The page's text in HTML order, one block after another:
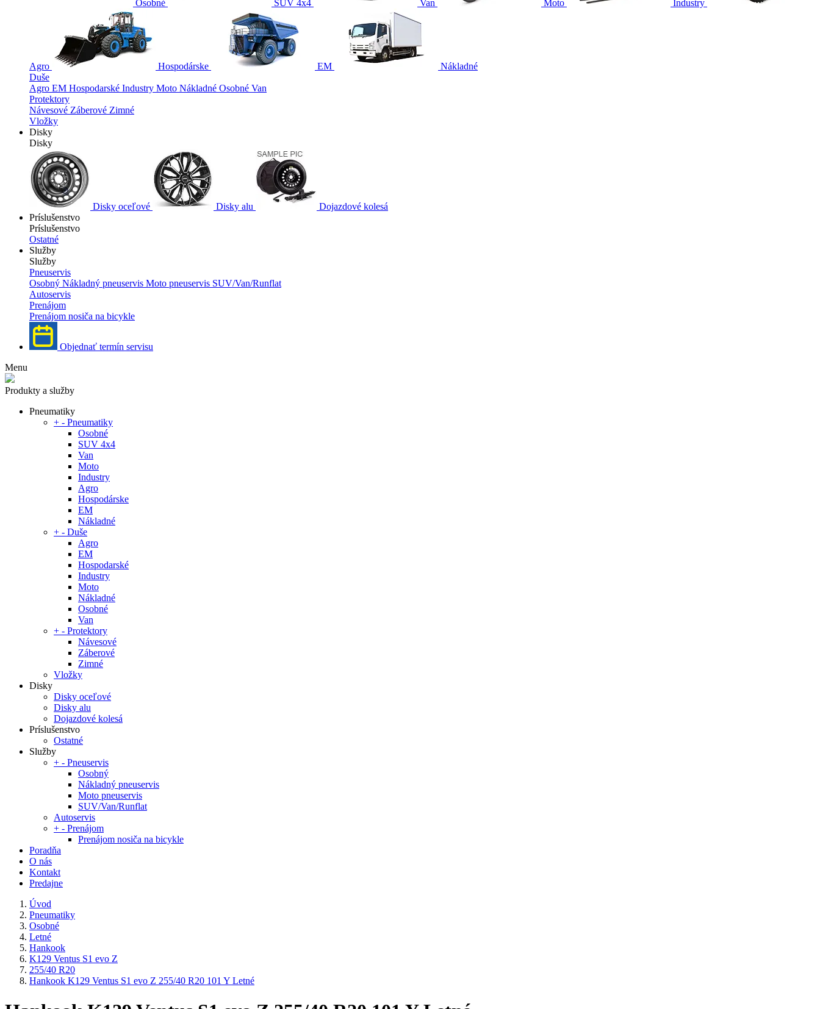
Osobné SUV 4x4 Van Moto Industry
Agro Hospodárske EM
Nákladné
Duše
Agro EM Hospodarské Industry Moto Nákladné Osobné Van
Protektory
Návesové Záberové Zimné
Vložky
Disky
Disky
Disky oceľové Disky alu
Dojazdové kolesá
Príslušenstvo
Príslušenstvo
Ostatné
Služby
Služby
Pneuservis
Osobný Nákladný pneuservis Moto pneuservis SUV/Van/Runflat
Autoservis
Prenájom
Prenájom nosiča na bicykle
Objednať termín servisu
Menu
Produkty a služby
Pneumatiky
+ - Pneumatiky
Osobné
SUV 4x4
Van
Moto
Industry
Agro
Hospodárske
EM
Nákladné
+ - Duše
Agro
EM
Hospodarské
Industry
Moto
Nákladné
Osobné
Van
+ - Protektory
Návesové
Záberové
Zimné
Vložky
Disky
Disky oceľové
Disky alu
Dojazdové kolesá
Príslušenstvo
Ostatné
Služby
+ - Pneuservis
Osobný
Nákladný pneuservis
Moto pneuservis
SUV/Van/Runflat
Autoservis
+ - Prenájom
Prenájom nosiča na bicykle
Poradňa
O nás
Kontakt
Predajne
Úvod
Pneumatiky
Osobné
Letné
Hankook
K129 Ventus S1 evo Z
255/40 R20
Hankook K129 Ventus S1 evo Z 255/40 R20 101 Y Letné